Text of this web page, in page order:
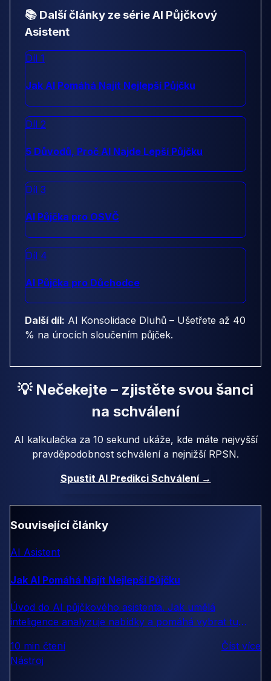
📚 Další články ze série AI Půjčkový
Asistent
Díl 1
Jak AI Pomáhá Najít Nejlepší Půjčku
Díl 2
5 Důvodů, Proč AI Najde Lepší Půjčku
Díl 3
AI Půjčka pro OSVČ
Díl 4
AI Půjčka pro Důchodce
Další díl: AI Konsolidace Dluhů – Ušetřete až 40
% na úrocích sloučením půjček.
💡 Nečekejte – zjistěte svou šanci
na schválení
AI kalkulačka za 10 sekund ukáže, kde máte nejvyšší
pravděpodobnost schválení a nejnižší RPSN.
Spustit AI Predikci Schválení →
Související články
AI Asistent
Jak AI Pomáhá Najít Nejlepší Půjčku
Úvod do AI půjčkového asistenta. Jak umělá
inteligence analyzuje nabídky a pomáhá vybrat tu
10 min čtení
Číst více
Nástroj